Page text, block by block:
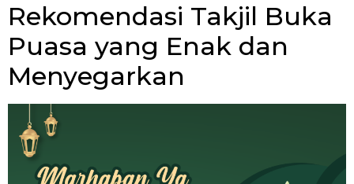
Rekomendasi Takjil Buka
Puasa yang Enak dan
Menyegarkan